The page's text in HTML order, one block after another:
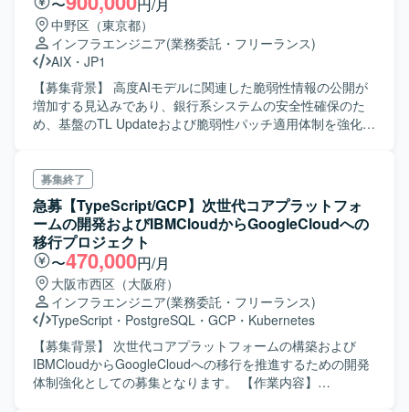
スクを管理し、ゴールから逆算して動ける方にマッチする
ポジションです。 【ポジションの魅力】 ・自動車関連の先
進的なシステム領域において、テストベッド環境の構築や
実証など上流フェーズから関わることができます。 ・
Kubernetesを中心としたモダンな基盤技術や各種ミドルウ
ェア、Pythonによるアプリ開発など、幅広い技術スタック
を実務で扱うことができます。 ・PoCや実証を通じて、ア
ーキテクチャ設計や技術選定にも関与できるため、技術的
重視しているため、技術ドキュメント作成や情報発信のス
キルも磨いていただけます。 【開発環境】 ・Kubernetesク
ラスター環境 ・Databricks ・各種ミドルウェア
（PostgreSQL, Redis, MongoDB, Kafka, Mosquitto,
RabbitMQ, Triton Inference Server, elasticsearch, grafana,
fluentd, metricbeat, cert-manager, keycloakなど） ・
Pythonを用いたアプリケーション開発 ・Jira / Confluence
等のドキュメント・タスク管理ツール
Foundation を中心とした仮想化基盤の設計・構築、Oracle
データベースや HULFT などを用いたデータ連携基盤の設
定、Pacemaker による冗長化構成の設計・保全にも携わっ
ていただきます。加えて、Zabbix や Cacti による統合監視
設計、JP1/AJS3 によるジョブ管理設計、Veeam や HYCU
などを用いたバックアップ・データ保護設計、各種ログ管
理・分析基盤の構築・運用設計も行っていただきます。
きる方を求めております。プロジェクトメンバーと連携し
ながら柔軟かつ円滑にコミュニケーションを図り、複数の
プロダクトを横断した調整や検討を前向きに進められる方
が望ましいです。 【ポジションの魅力】 大規模な社内シス
テム基盤の更改プロジェクトに参画することで、ネットワ
ーク、サーバー、仮想化、監視、ジョブ管理、バックアッ
プなど幅広いインフラ技術に横断的に関わることができま
す。長期にわたる計画的なプロジェクトの中で、要件検討
から設計、構築、テスト、切替まで一連のフェーズに携わ
ることで、上流から下流までの経験を積むことができ、最
新の製品やソリューションを用いた基盤構築スキルを高め
ることができます。 【開発環境】 Cisco 製スイッチおよび
ファイアウォール、NetApp ストレージ、NTP/DNS/DHCP/
中野区（東京都）
インフラエンジニア(業務委託・フリーランス)
AIX ・ JP1
【募集背景】 高度AIモデルに関連した脆弱性情報の公開が
増加する見込みであり、銀行系システムの安全性確保のた
め、基盤のTL Updateおよび脆弱性パッチ適用体制を強化す
発・準本番・本番・災対環境まで順次適用していただきま
す。パッチ適用前のアセスメント、適用手順の作成、開発
環境での適用テストおよび無影響確認、ミドルウェア停止
やPowerHAサービス切り替えを伴う各環境への適用を実施
していただきます。 また、AIX／RHEL／WASを対象とし
て、お客様側で必要と判断されたセキュリティパッチを迅
速に判定し、指定時間内で開発環境でのテストから無影響
確認、本番適用まで一連の作業を対応していただきます。
直近は手作業でのパッチ適用により手順とプロセスを確立
し、中長期的にはAnsibleを用いたパッチ適用自動化環境の
構築にも関わっていただきます。 【求める人物像】 大規模
な基盤環境での作業において、手順やルールを順守しなが
募集終了
急募【TypeScript/GCP】次世代コアプラットフォ
ームの開発およびIBMCloudからGoogleCloudへの
移行プロジェクト
〜470,000円/月
大阪市西区（大阪府）
インフラエンジニア(業務委託・フリーランス)
TypeScript ・ PostgreSQL ・ GCP ・ Kubernetes
【募集背景】 次世代コアプラットフォームの構築および
IBMCloudからGoogleCloudへの移行を推進するための開発
体制強化としての募集となります。 【作業内容】